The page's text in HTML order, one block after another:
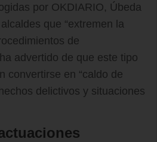
por OKDIARIO, Úbeda
que “extremen la
de
advertido de que este tipo
convertirse en “caldo de
delictivos y situaciones